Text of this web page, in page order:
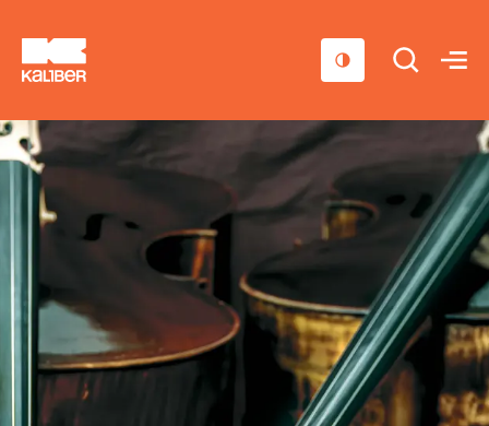
Cursussen
Scholen
Sociaal domein
Nieuws & Agenda
Contact